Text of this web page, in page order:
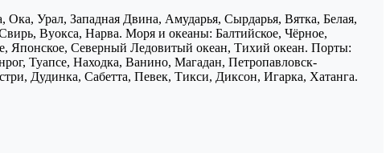
Урал, Западная Двина, Амударья, Сырдарья, Вятка, Белая,
Вуокса, Нарва. Моря и океаны: Балтийское, Чёрное,
Японское, Северный Ледовитый океан, Тихий океан. Порты:
Туапсе, Находка, Ванино, Магадан, Петропавловск-
Дудинка, Сабетта, Певек, Тикси, Диксон, Игарка, Хатанга.